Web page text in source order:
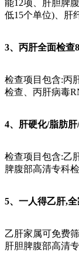
能12项、肝胆脾
低15个单位)、肝
3、丙肝全面检查
检查项目包含:丙
检查、丙肝病毒
4、肝硬化/脂肪
检查项目包含:乙
脾腹部高清专科
5、一人得乙肝,
乙肝家属可免费
肝胆脾腹部高清